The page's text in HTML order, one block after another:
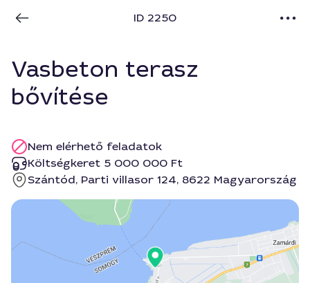
ID 2250
Vasbeton terasz
bővítése
Nem elérhető feladatok
Költségkeret 5 000 000 Ft
Szántód, Parti villasor 124, 8622 Magyarország